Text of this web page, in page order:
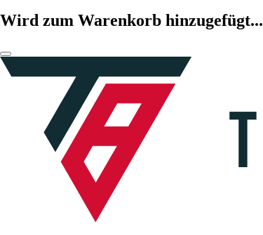
Wird zum Warenkorb hinzugefügt...